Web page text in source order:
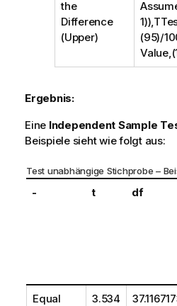
the
Difference
(Upper)
(95)/
Ergebnis:
Eine Independent Sample
Beispiele sieht wie folgt aus:
Test unabhängige Stichprobe –
- t df
Equal
3.534